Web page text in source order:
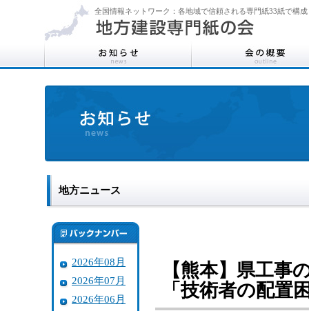
全国情報ネットワーク：各地域で信頼される専門紙33紙で構成
地方ニュース
2026年08月
2026年07月
2026年06月
【熊本】県工
「技術者の配置